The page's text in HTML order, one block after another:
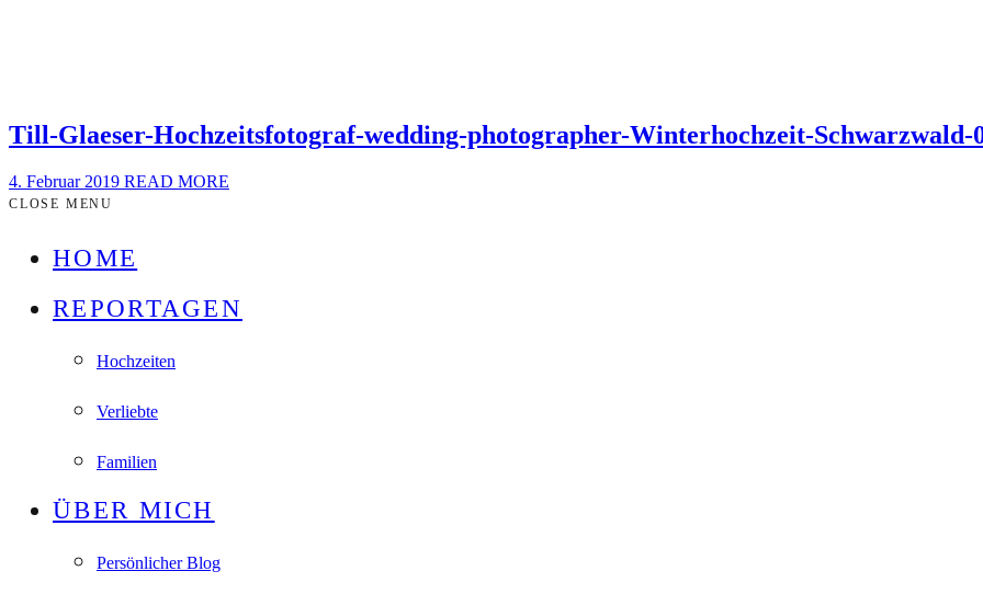
Till-Glaeser-Hochzeitsfotograf-wedding-photographer-Winterhochzeit-Schwarzwald-
4. Februar 2019 READ MORE
CLOSE MENU
HOME
REPORTAGEN
Hochzeiten
Verliebte
Familien
ÜBER MICH
Persönlicher Blog